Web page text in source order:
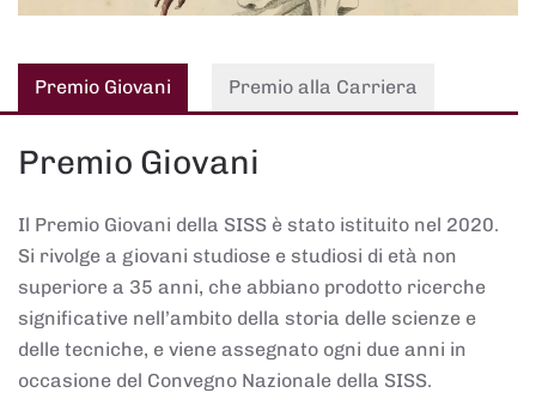
Premio Giovani Premio alla Carriera
Premio Giovani
Il Premio Giovani della SISS è stato istituito nel 2020.
Si rivolge a giovani studiose e studiosi di età non
superiore a 35 anni, che abbiano prodotto ricerche
significative nell’ambito della storia delle scienze e
delle tecniche, e viene assegnato ogni due anni in
occasione del Convegno Nazionale della SISS.